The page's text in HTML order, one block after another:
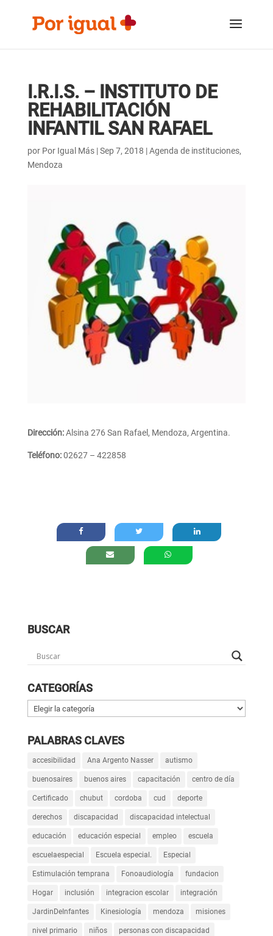
contenido
navegación
I.R.I.S. – INSTITUTO DE
REHABILITACIÓN
INFANTIL SAN RAFAEL
por Por Igual Más|Sep 7, 2018 |Agenda de instituciones,
Mendoza
Dirección:Alsina 276 San Rafael, Mendoza, Argentina.
Teléfono:02627 – 422858
BUSCAR
CATEGORÍAS
Categorías
PALABRAS CLAVES
accesibilidad Ana Argento Nasser autismo
buenosaires buenos aires capacitación centro de día
Certificado chubut cordoba cud deporte
derechos discapacidad discapacidad intelectual
educación educación especial empleo escuela
escuelaespecial Escuela especial. Especial
Estimulación temprana Fonoaudiología fundacion
Hogar inclusión integracion escolar integración
JardinDeInfantes Kinesiología mendoza misiones
nivel primario niños personas con discapacidad